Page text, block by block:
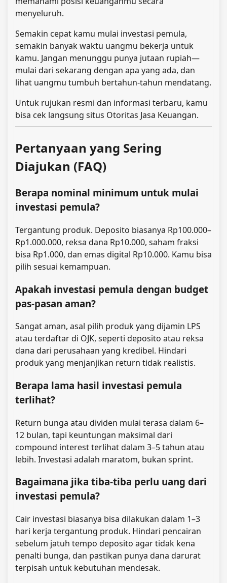
menyeluruh.
Semakin cepat kamu mulai investasi pemula,
semakin banyak waktu uangmu bekerja untuk
kamu. Jangan menunggu punya jutaan rupiah—
mulai dari sekarang dengan apa yang ada, dan
lihat uangmu tumbuh bertahun-tahun mendatang.
Untuk rujukan resmi dan informasi terbaru, kamu
bisa cek langsung situs Otoritas Jasa Keuangan.
Pertanyaan yang Sering
Diajukan (FAQ)
Berapa nominal minimum untuk mulai
investasi pemula?
Tergantung produk. Deposito biasanya Rp100.000–
Rp1.000.000, reksa dana Rp10.000, saham fraksi
bisa Rp1.000, dan emas digital Rp10.000. Kamu bisa
pilih sesuai kemampuan.
Apakah investasi pemula dengan budget
pas-pasan aman?
Sangat aman, asal pilih produk yang dijamin LPS
atau terdaftar di OJK, seperti deposito atau reksa
dana dari perusahaan yang kredibel. Hindari
produk yang menjanjikan return tidak realistis.
Berapa lama hasil investasi pemula
terlihat?
Return bunga atau dividen mulai terasa dalam 6–
12 bulan, tapi keuntungan maksimal dari
compound interest terlihat dalam 3–5 tahun atau
lebih. Investasi adalah maratom, bukan sprint.
Bagaimana jika tiba-tiba perlu uang dari
investasi pemula?
Cair investasi biasanya bisa dilakukan dalam 1–3
hari kerja tergantung produk. Hindari pencairan
sebelum jatuh tempo deposito agar tidak kena
penalti bunga, dan pastikan punya dana darurat
terpisah untuk kebutuhan mendesak.